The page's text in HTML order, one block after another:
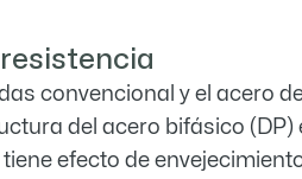
convencional y el acero
del acero bifásico
efecto de